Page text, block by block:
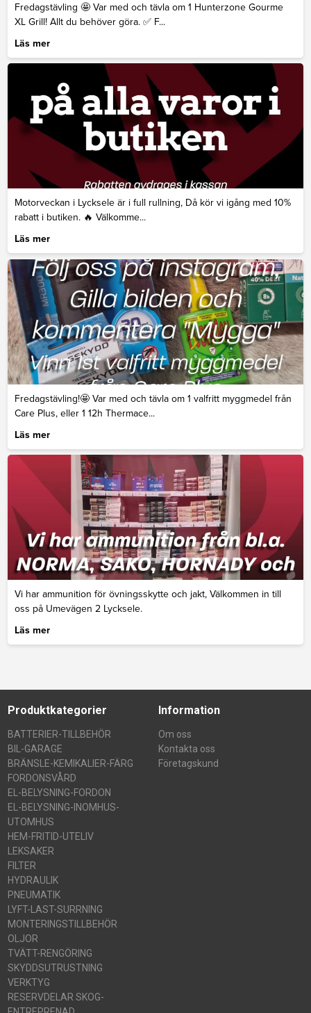
Fredagstävling 🤩 Var med och tävla om 1 Hunterzone Gourme
XL Grill! Allt du behöver göra. ✅️ F...
Läs mer
Motorveckan i Lycksele är i full rullning, Då kör vi igång med 10%
rabatt i butiken. 🔥 Välkomme...
Läs mer
Fredagstävling!🤩 Var med och tävla om 1 valfritt myggmedel från
Care Plus, eller 1 12h Thermace...
Läs mer
Vi har ammunition för övningsskytte och jakt, Välkommen in till
oss på Umevägen 2 Lycksele.
Läs mer
Produktkategorier
BATTERIER-TILLBEHÖR
BIL-GARAGE
BRÄNSLE-KEMIKALIER-FÄRG
FORDONSVÅRD
EL-BELYSNING-FORDON
EL-BELYSNING-INOMHUS-
UTOMHUS
HEM-FRITID-UTELIV
LEKSAKER
FILTER
HYDRAULIK
PNEUMATIK
LYFT-LAST-SURRNING
MONTERINGSTILLBEHÖR
OLJOR
TVÄTT-RENGÖRING
SKYDDSUTRUSTNING
VERKTYG
RESERVDELAR SKOG-
Information
Om oss
Kontakta oss
Företagskund